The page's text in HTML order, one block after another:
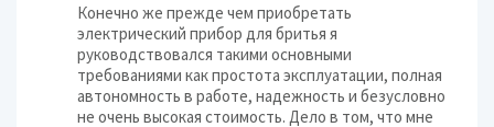
Конечно же прежде чем приобретать
электрический прибор для бритья я
руководствовался такими основными
требованиями как простота эксплуатации, полная
автономность в работе, надежность и безусловно
не очень высокая стоимость. Дело в том, что мне